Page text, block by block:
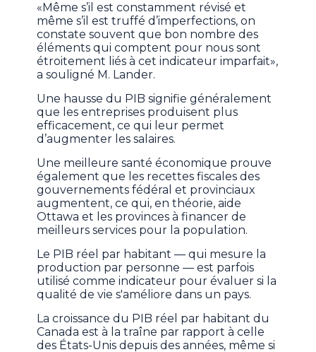
«Même s’il est constamment révisé et
même s’il est truffé d’imperfections, on
constate souvent que bon nombre des
éléments qui comptent pour nous sont
étroitement liés à cet indicateur imparfait»,
a souligné M. Lander.
Une hausse du PIB signifie généralement
que les entreprises produisent plus
efficacement, ce qui leur permet
d’augmenter les salaires.
Une meilleure santé économique prouve
également que les recettes fiscales des
gouvernements fédéral et provinciaux
augmentent, ce qui, en théorie, aide
Ottawa et les provinces à financer de
meilleurs services pour la population.
Le PIB réel par habitant — qui mesure la
production par personne — est parfois
utilisé comme indicateur pour évaluer si la
qualité de vie s'améliore dans un pays.
La croissance du PIB réel par habitant du
Canada est à la traîne par rapport à celle
des États-Unis depuis des années, même si